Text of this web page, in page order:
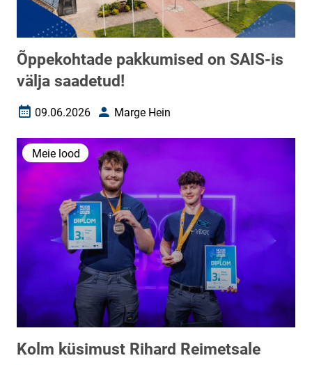
Õppekohtade pakkumised on SAIS-is
välja saadetud!
Loomise kuupäev
09.06.2026 AutorMarge Hein
Meie lood
Kolm küsimust Rihard Reimetsale